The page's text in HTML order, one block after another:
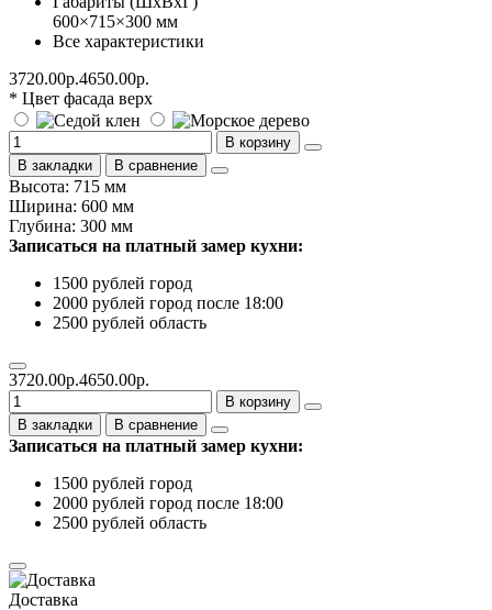
600×715×300 мм
Все характеристики
3720.00р.4650.00р.
* Цвет фасада верх
В корзину
В закладки
В сравнение
Высота: 715 мм
Ширина: 600 мм
Глубина: 300 мм
Записаться на платный замер кухни:
1500 рублей город
2000 рублей город после 18:00
2500 рублей область
3720.00р.4650.00р.
В корзину
В закладки
В сравнение
Записаться на платный замер кухни:
1500 рублей город
2000 рублей город после 18:00
2500 рублей область
Доставка